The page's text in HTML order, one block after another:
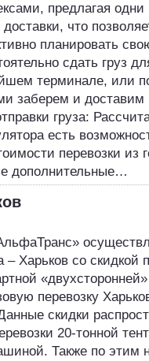
предлагая
доставки, что
планировать
сдать груз
терминале, или
заберем и доставим
груза:
есть
перевозки из
дополнительные…
– Харьков со скидкой
перевозку
скидки
20-тонной
Также по этим